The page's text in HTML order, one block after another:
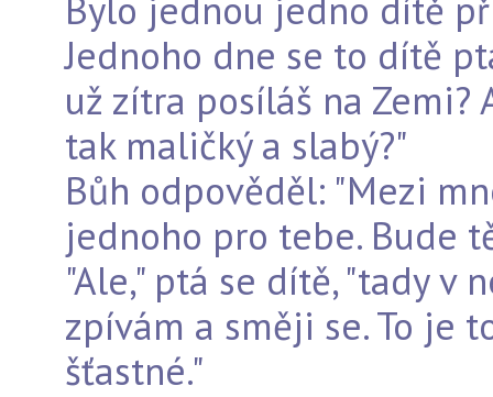
Jednoho dne se to dítě
už zítra posíláš na
tak maličký a slabý?"
Bůh odpověděl: "Mezi
jednoho pro tebe. Bude
"Ale," ptá se dítě, "tady v
zpívám a směji se. To je
šťastné."